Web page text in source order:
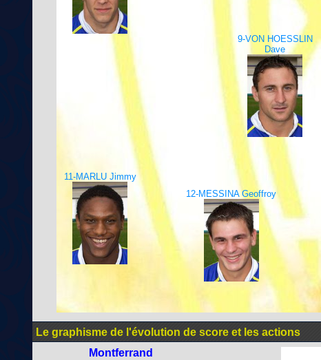
9-VON HOESSLIN
Dave
11-MARLU Jimmy
12-MESSINA Geoffroy
Le graphisme de l'évolution de score et les actions
Montferrand